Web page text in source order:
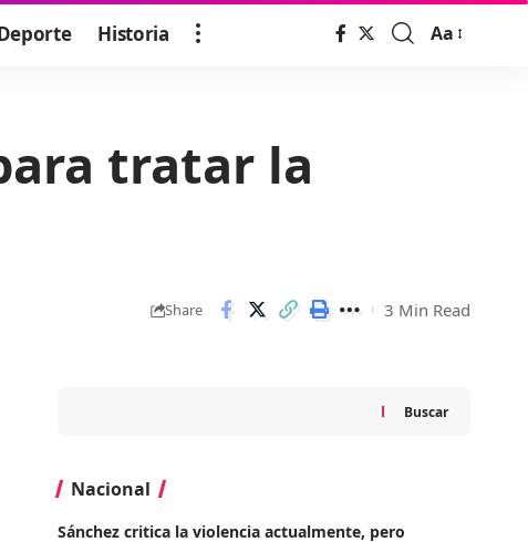
Historia
Font
Aa
tratar la
Share 3 Min Read
Buscar
Nacional
Sánchez critica la violencia actualmente, pero